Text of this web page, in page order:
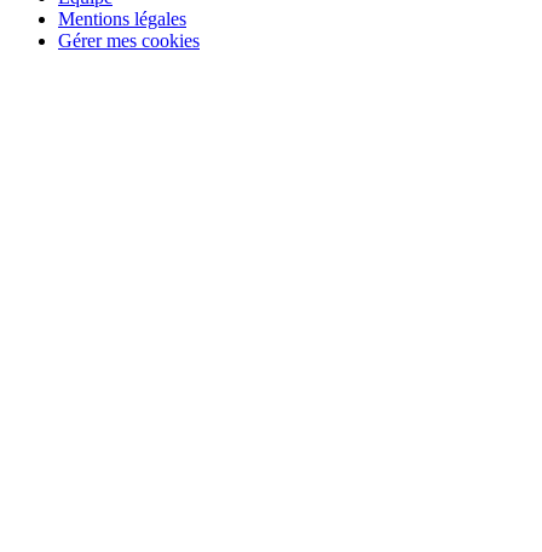
Mentions légales
Gérer mes cookies